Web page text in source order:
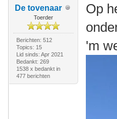
De tovenaar
Toerder
Berichten: 512
Topics: 15
Lid sinds: Apr 2021
Bedankt: 269
1538 x bedankt in
477 berichten
Op
'm